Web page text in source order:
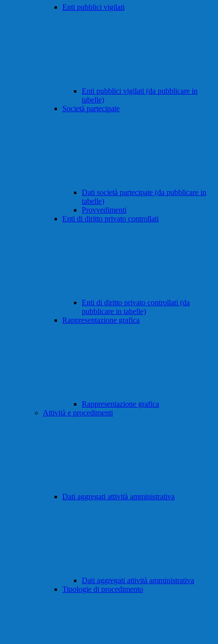
Enti pubblici vigilati
Enti pubblici vigilati (da pubblicare in
tabelle)
Società partecipate
Dati società partecipate (da pubblicare in
tabelle)
Provvedimenti
Enti di diritto privato controllati
Enti di diritto privato controllati (da
pubblicare in tabelle)
Rappresentazione grafica
Rappresentazione grafica
Attività e procedimenti
Dati aggregati attività amministrativa
Dati aggregati attività amministrativa
Tipologie di procedimento